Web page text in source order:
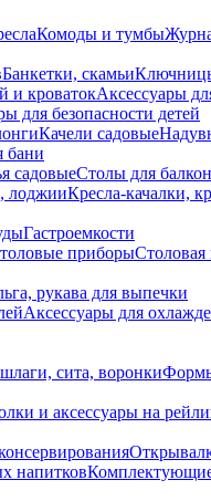
Комоды и тумбы
Банкетки, скамьи
и кроватокАксессуары
для безопасности детей
Качели садовые
бани
садовыеСтолы для
лоджииКресла-качалки,
Гастроемкости
приборыСтоловая
рукава для выпечки
Аксессуары для
сита, воронки
и аксессуары на
напитков